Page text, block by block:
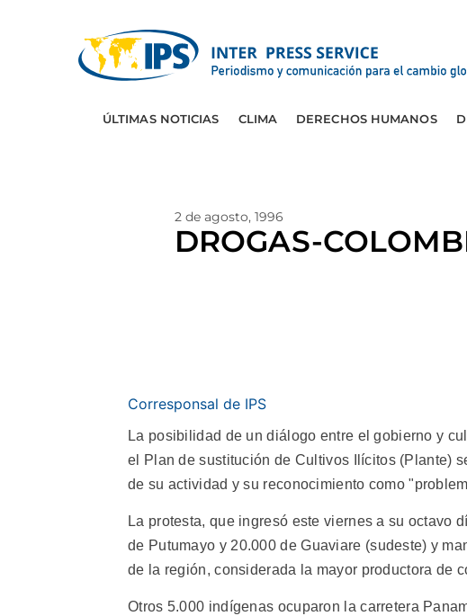
ÚLTIMAS NOTICIAS CLIMA DERECHOS HUMANOS
2 de agosto, 1996
DROGAS-
Corresponsal de IPS
La posibilidad de un diálogo entre el gobierno y
el Plan de sustitución de Cultivos Ilícitos (Plante)
de su actividad y su reconocimiento como
La protesta, que ingresó este viernes a su octavo
de Putumayo y 20.000 de Guaviare (sudeste) y
de la región, considerada la mayor productora de
Otros 5.000 indígenas ocuparon la carretera